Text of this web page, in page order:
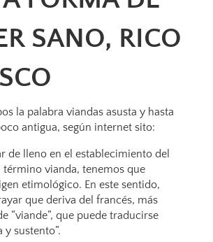
SANO, RICO
la palabra viandas asusta y hasta
antigua, según internet sito:
de lleno en el establecimiento del
término vianda, tenemos que
etimológico. En este sentido,
que deriva del francés, más
“viande”, que puede traducirse
sustento”.